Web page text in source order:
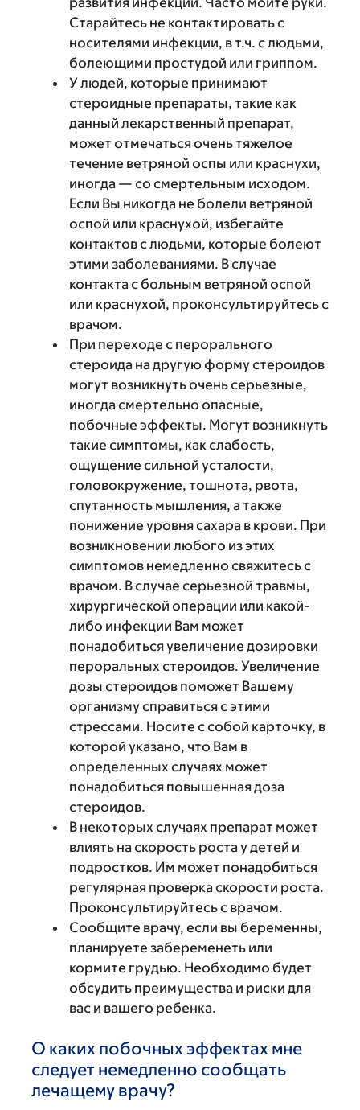
Старайтесь не контактировать с
носителями инфекции, в т.ч. с людьми,
болеющими простудой или гриппом.
У людей, которые принимают
стероидные препараты, такие как
данный лекарственный препарат,
может отмечаться очень тяжелое
течение ветряной оспы или краснухи,
иногда — со смертельным исходом.
Если Вы никогда не болели ветряной
оспой или краснухой, избегайте
контактов с людьми, которые болеют
этими заболеваниями. В случае
контакта с больным ветряной оспой
или краснухой, проконсультируйтесь с
врачом.
При переходе с перорального
стероида на другую форму стероидов
могут возникнуть очень серьезные,
иногда смертельно опасные,
побочные эффекты. Могут возникнуть
такие симптомы, как слабость,
ощущение сильной усталости,
головокружение, тошнота, рвота,
спутанность мышления, а также
понижение уровня сахара в крови. При
возникновении любого из этих
симптомов немедленно свяжитесь с
врачом. В случае серьезной травмы,
хирургической операции или какой-
либо инфекции Вам может
понадобиться увеличение дозировки
пероральных стероидов. Увеличение
дозы стероидов поможет Вашему
организму справиться с этими
стрессами. Носите с собой карточку, в
которой указано, что Вам в
определенных случаях может
понадобиться повышенная доза
стероидов.
В некоторых случаях препарат может
влиять на скорость роста у детей и
подростков. Им может понадобиться
регулярная проверка скорости роста.
Проконсультируйтесь с врачом.
Сообщите врачу, если вы беременны,
планируете забеременеть или
кормите грудью. Необходимо будет
обсудить преимущества и риски для
вас и вашего ребенка.
О каких побочных эффектах мне
следует немедленно сообщать
лечащему врачу?